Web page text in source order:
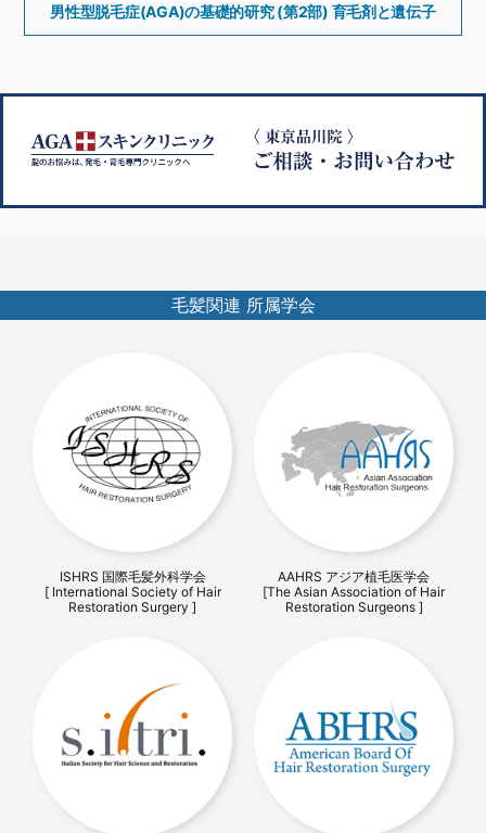
シ
男性型脱毛症(AGA)の基礎的研究 (第2部) 育毛剤と遺伝子
毛髪関連 所属学会
ISHRS 国際毛髪外科学会
[ International Society of Hair
Restoration Surgery ]
AAHRS アジア植毛医学会
[The Asian Association of Hair
Restoration Surgeons ]